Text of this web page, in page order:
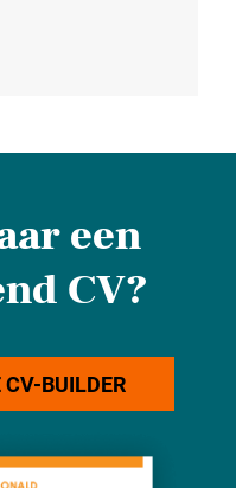
een
CV?
CV-BUILDER